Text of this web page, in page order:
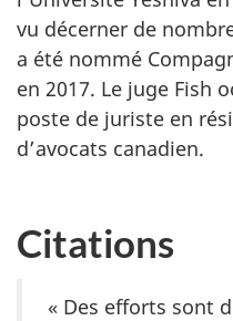
vu décerner de
a été nommé
en 2017. Le juge Fish
poste de juriste en
d’avocats canadien.
Citations
« Des efforts sont